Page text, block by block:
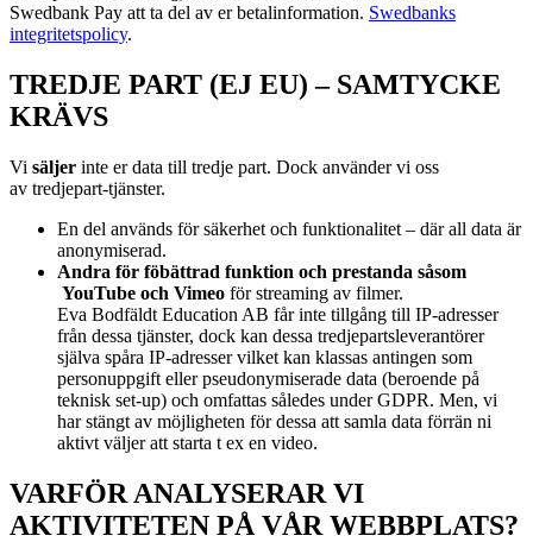
Swedbank Pay att ta del av er betalinformation. Swedbanks
integritetspolicy.
TREDJE PART (EJ EU) – SAMTYCKE
KRÄVS
Vi säljer inte er data till tredje part. Dock använder vi oss
av tredjepart-tjänster.
En del används för säkerhet och funktionalitet – där all data är
anonymiserad.
Andra för föbättrad funktion och prestanda såsom
YouTube och Vimeo för streaming av filmer.
Eva Bodfäldt Education AB får inte tillgång till IP-adresser
från dessa tjänster, dock kan dessa tredjepartsleverantörer
själva spåra IP-adresser vilket kan klassas antingen som
personuppgift eller pseudonymiserade data (beroende på
teknisk set-up) och omfattas således under GDPR. Men, vi
har stängt av möjligheten för dessa att samla data förrän ni
aktivt väljer att starta t ex en video.
VARFÖR ANALYSERAR VI
AKTIVITETEN PÅ VÅR WEBBPLATS?